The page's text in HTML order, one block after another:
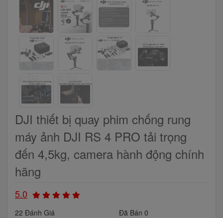
DJI thiết bị quay phim chống rung
máy ảnh DJI RS 4 PRO tải trọng
đến 4,5kg, camera hành động chính
hãng
5.0
22 Đánh Giá
Đã Bán 0